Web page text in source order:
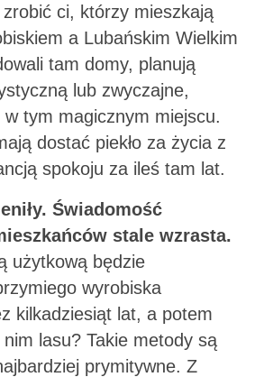
ci, którzy mieszkają
a Lubańskim Wielkim
tam domy, planują
lub zwyczajne,
tym magicznym miejscu.
dostać piekło za życia z
spokoju za ileś tam lat.
Świadomość
stale wzrasta.
użytkową będzie
wyrobiska
kilkadziesiąt lat, a potem
lasu? Takie metody są
prymitywne. Z